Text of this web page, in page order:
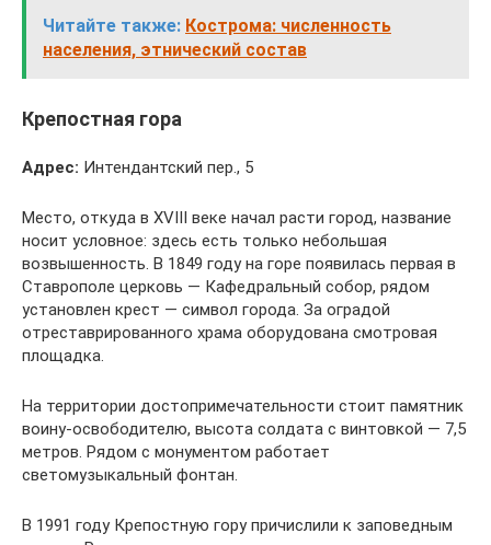
Читайте также: Кострома: численность
населения, этнический состав
Крепостная гора
Адрес: Интендантский пер., 5
Место, откуда в XVIII веке начал расти город, название
носит условное: здесь есть только небольшая
возвышенность. В 1849 году на горе появилась первая в
Ставрополе церковь — Кафедральный собор, рядом
установлен крест — символ города. За оградой
отреставрированного храма оборудована смотровая
площадка.
На территории достопримечательности стоит памятник
воину-освободителю, высота солдата с винтовкой — 7,5
метров. Рядом с монументом работает
светомузыкальный фонтан.
В 1991 году Крепостную гору причислили к заповедным